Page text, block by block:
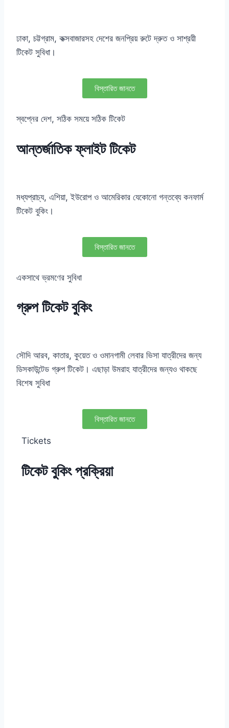
ঢাকা, চট্টগ্রাম, কক্সবাজারসহ দেশের জনপ্রিয় রুটে দ্রুত ও সাশ্রয়ী
টিকেট সুবিধা।
বিস্তারিত জানতে
স্বপ্নের দেশ, সঠিক সময়ে সঠিক টিকেট
আন্তর্জাতিক ফ্লাইট টিকেট
মধ্যপ্রাচ্য, এশিয়া, ইউরোপ ও আমেরিকার যেকোনো গন্তব্যে কনফার্ম
টিকেট বুকিং।
বিস্তারিত জানতে
একসাথে ভ্রমণের সুবিধা
গ্রুপ টিকেট বুকিং
সৌদি আরব, কাতার, কুয়েত ও ওমানগামী লেবার ভিসা যাত্রীদের জন্য
ডিসকাউন্টেড গ্রুপ টিকেট। এছাড়া উমরাহ যাত্রীদের জন্যও থাকছে
বিশেষ সুবিধা
বিস্তারিত জানতে
Tickets
টিকেট বুকিং প্রক্রিয়া